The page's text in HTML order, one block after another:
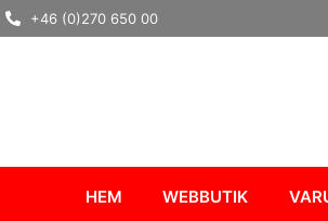
Hoppa
till
+46 (0)270 650 00
HEM WEBBUTIK